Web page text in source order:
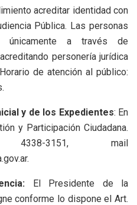
acreditar identidad con
Pública. Las personas
únicamente a través de
personería jurídica
de atención al público:
y de los Expedientes: En
y Participación Ciudadana.
3151, mail
El Presidente de la
conforme lo dispone el Art.